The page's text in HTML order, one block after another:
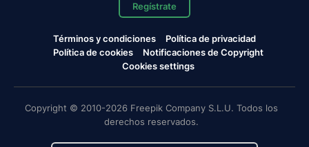
Regístrate
Términos y condiciones
Política de privacidad
Política de cookies
Notificaciones de Copyright
Cookies settings
Copyright © 2010-2026 Freepik Company S.L.U. Todos los
derechos reservados.